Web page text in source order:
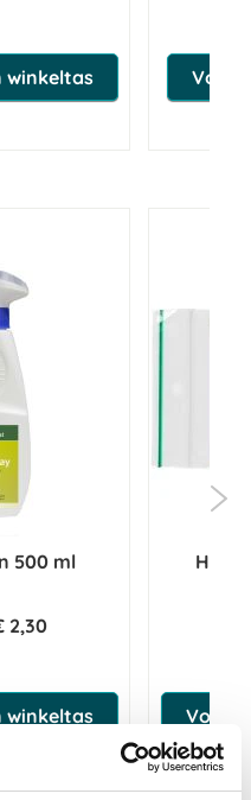
winkeltas Voeg
500 ml
2,30
winkeltas Voeg